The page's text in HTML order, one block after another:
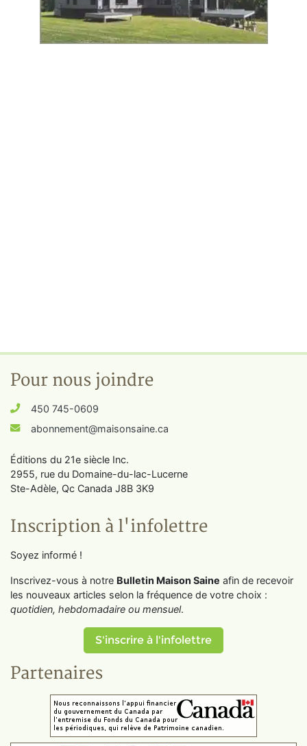
Pour nous joindre
450 745-0609
abonnement@maisonsaine.ca
Éditions du 21e siècle Inc.
2955, rue du Domaine-du-lac-Lucerne
Ste-Adèle, Qc Canada J8B 3K9
Inscription à l'infolettre
Soyez informé !
Inscrivez-vous à notre Bulletin Maison Saine afin de recevoir
les nouveaux articles selon la fréquence de votre choix :
quotidien, hebdomadaire ou mensuel.
S'inscrire à l'infolettre
Partenaires